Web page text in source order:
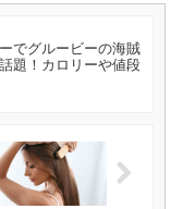
でグルービーの海賊
題！カロリーや値段